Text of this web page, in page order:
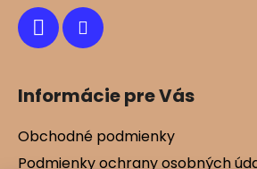
Informácie pre Vás
Obchodné podmienky
Podmienky ochrany osobných